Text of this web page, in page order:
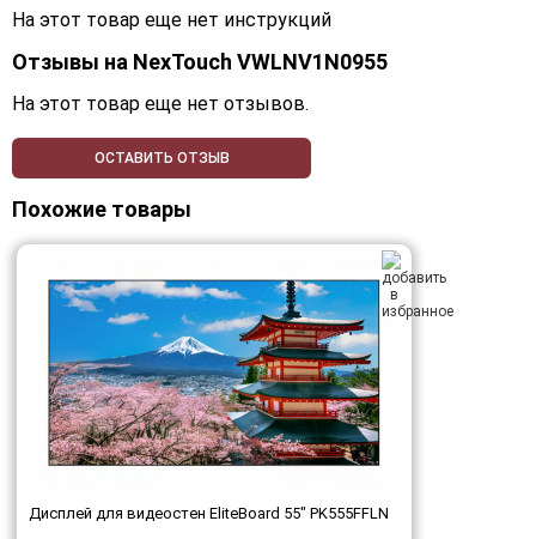
На этот товар еще нет инструкций
Отзывы на NexTouch VWLNV1N0955
На этот товар еще нет отзывов.
ОСТАВИТЬ ОТЗЫВ
Похожие товары
Дисплей для видеостен EliteBoard 55" PK555FFLN